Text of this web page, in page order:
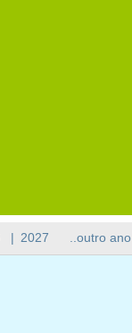
| 2027 ..outro ano